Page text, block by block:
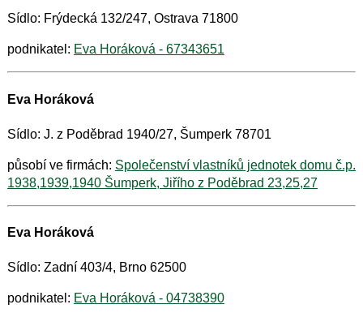
Sídlo: Frýdecká 132/247, Ostrava 71800
podnikatel: Eva Horáková - 67343651
Eva Horáková
Sídlo: J. z Poděbrad 1940/27, Šumperk 78701
působí ve firmách: Společenství vlastníků jednotek domu č.p.
1938,1939,1940 Šumperk, Jiřího z Poděbrad 23,25,27
Eva Horáková
Sídlo: Zadní 403/4, Brno 62500
podnikatel: Eva Horáková - 04738390